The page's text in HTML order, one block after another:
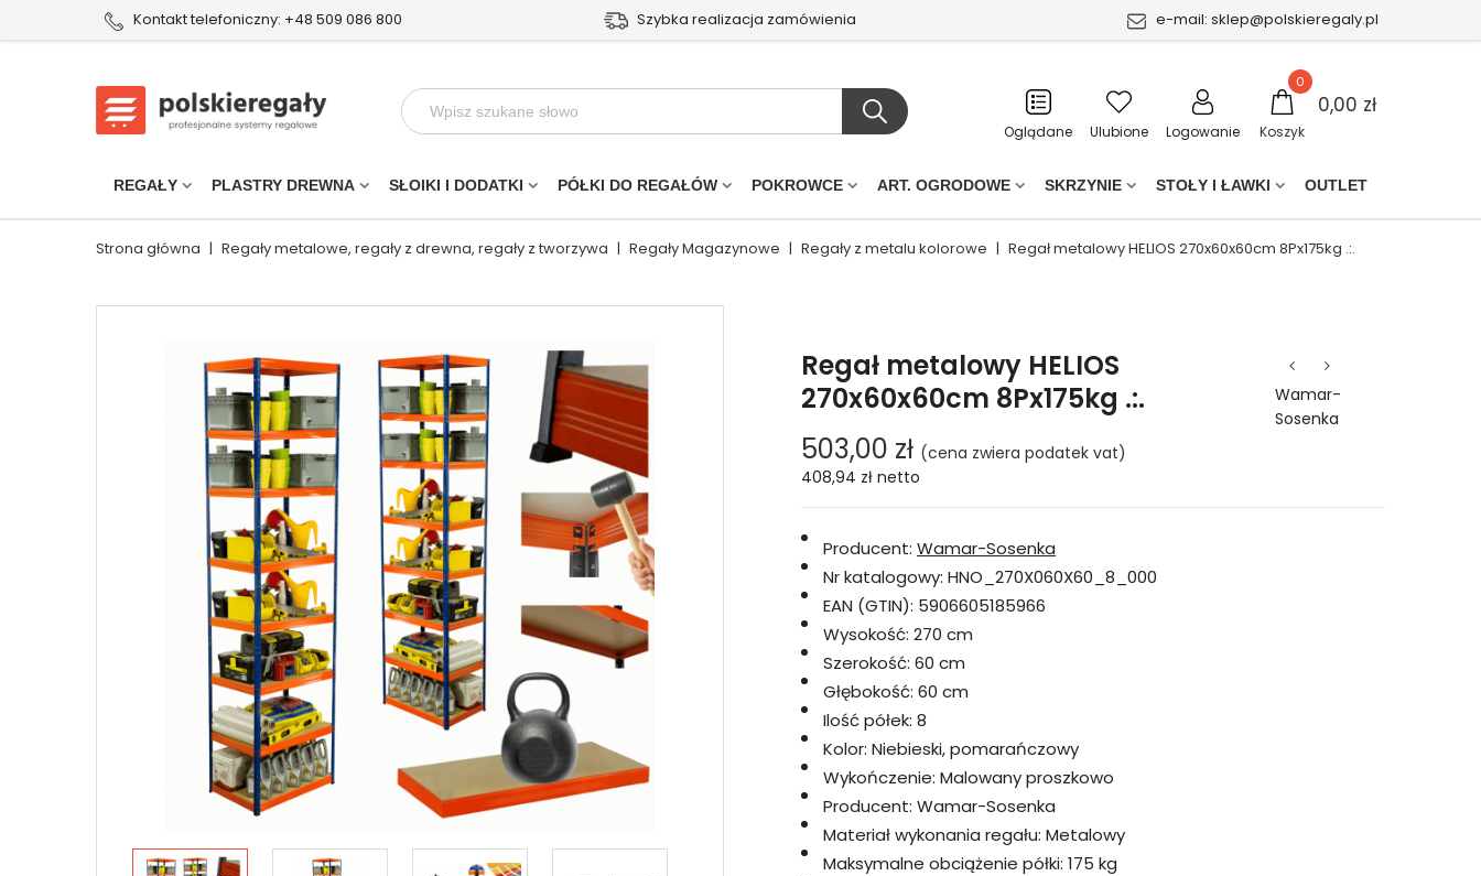
Kontakt telefoniczny: +48 509 086 800 Szybka realizacja zamówienia e-mail: sklep@polskieregaly.pl
Oglądane Ulubione Logowanie Koszyk
0
0,00 zł
REGAŁY PLASTRY DREWNA SŁOIKI I DODATKI PÓŁKI DO REGAŁÓW POKROWCE ART. OGRODOWE SKRZYNIE STOŁY I ŁAWKI OUTLET
Strona główna | Regały metalowe, regały z drewna, regały z tworzywa | Regały Magazynowe | Regały z metalu kolorowe | Regał metalowy HELIOS 270x60x60cm 8Px175kg .:.
Regał metalowy HELIOS
270x60x60cm 8Px175kg .:.
Wamar-
Sosenka
503,00 zł (cena zwiera podatek vat)
408,94 zł netto
Producent: Wamar-Sosenka
Nr katalogowy: HNO_270X060X60_8_000
EAN (GTIN): 5906605185966
Wysokość: 270 cm
Szerokość: 60 cm
Głębokość: 60 cm
Ilość półek: 8
Kolor: Niebieski, pomarańczowy
Wykończenie: Malowany proszkowo
Producent: Wamar-Sosenka
Materiał wykonania regału: Metalowy
Maksymalne obciążenie półki: 175 kg